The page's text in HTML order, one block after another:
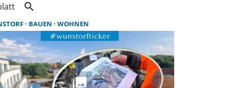
search
BAUEN WOHNEN